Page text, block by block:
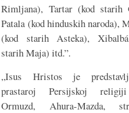
Rimljana), Tartar (kod starih
Patala (kod hinduskih naroda),
(kod starih Asteka),
starih Maja) itd.”.
„Isus Hristos je
prastaroj Persijskoj
Ormuzd, Ahura-Mazda,